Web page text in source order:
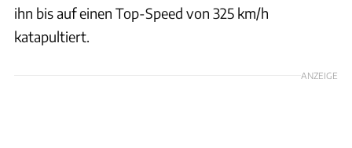
ihn bis auf einen Top-Speed von 325 km/h
katapultiert.
ANZEIGE